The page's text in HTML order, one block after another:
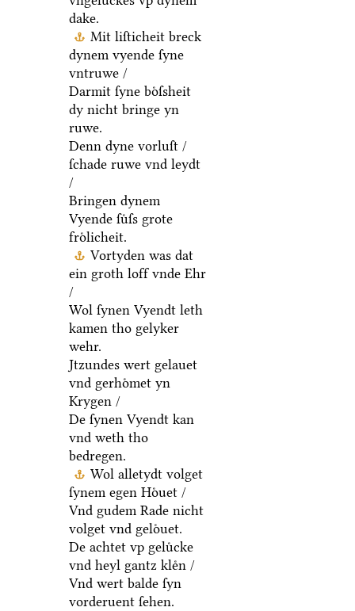
dake.
Mit liſticheit breck
dynem vyende ſyne
vntruwe /
Darmit ſyne boͤſsheit
dy nicht bringe yn
ruwe.
Denn dyne vorluſt /
ſchade ruwe vnd leydt
/
Bringen dynem
Vyende ſuͤſs grote
froͤlicheit.
Vortyden was dat
ein groth loff vnde Ehr
/
Wol ſynen Vyendt leth
kamen tho gelyker
wehr.
Jtzundes wert gelauet
vnd gerhoͤmet yn
Krygen /
De ſynen Vyendt kan
vnd weth tho
bedregen.
Wol alletydt volget
ſynem egen Hoͤuet /
Vnd gudem Rade nicht
volget vnd geloͤuet.
De achtet vp geluͤcke
vnd heyl gantz kleͤn /
Vnd wert balde ſyn
vorderuent ſehen.